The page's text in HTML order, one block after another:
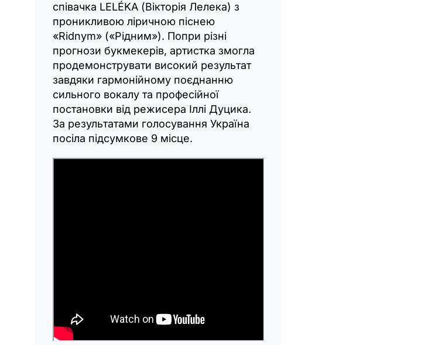
співачка LELÉKA (Вікторія Лелека) з
проникливою ліричною піснею
«Ridnym» («Рідним»). Попри різні
прогнози букмекерів, артистка змогла
продемонструвати високий результат
завдяки гармонійному поєднанню
сильного вокалу та професійної
постановки від режисера Іллі Дуцика.
За результатами голосування Україна
посіла підсумкове 9 місце.